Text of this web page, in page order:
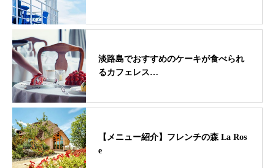
淡路島でおすすめのケーキが食べられ
るカフェレス…
【メニュー紹介】フレンチの森 La Ros
e